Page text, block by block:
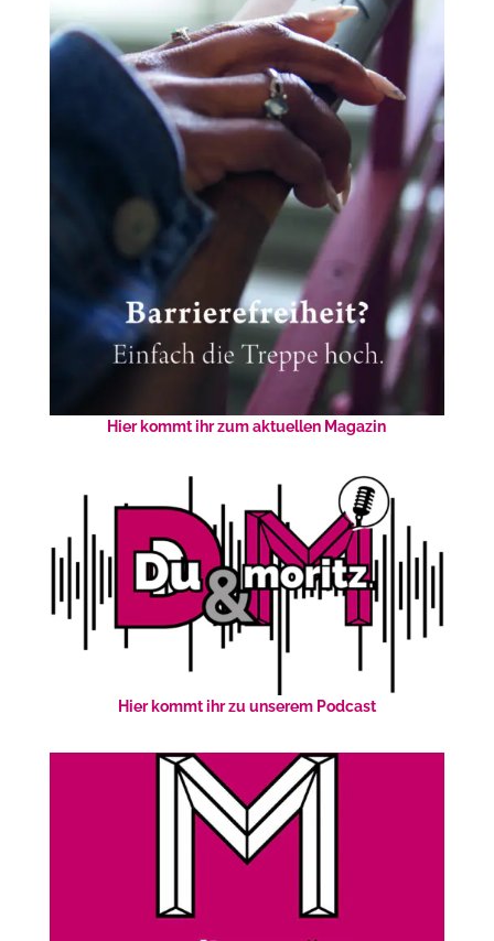
Hier kommt ihr zum aktuellen Magazin
Hier kommt ihr zu unserem Podcast